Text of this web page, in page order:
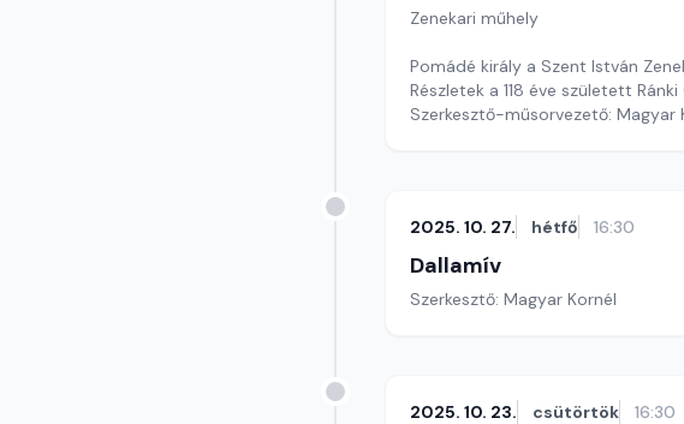
Zenekari műhely
Pomádé király a Szent István
Részletek a 118 éve született
Szerkesztő-műsorvezető: Magyar
2025. 10. 27. hétfő 16:30
Dallamív
Szerkesztő: Magyar Kornél
2025. 10. 23. csütörtök 16:30